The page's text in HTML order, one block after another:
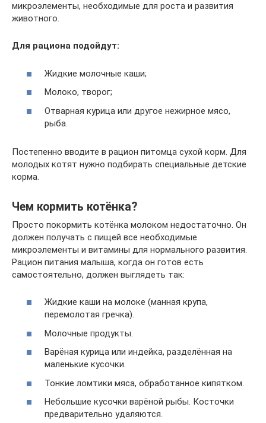
микроэлементы, необходимые для роста и развития
животного.
Для рациона подойдут:
Жидкие молочные каши;
Молоко, творог;
Отварная курица или другое нежирное мясо,
рыба.
Постепенно вводите в рацион питомца сухой корм. Для
молодых котят нужно подбирать специальные детские
корма.
Чем кормить котёнка?
Просто покормить котёнка молоком недостаточно. Он
должен получать с пищей все необходимые
микроэлементы и витамины для нормального развития.
Рацион питания малыша, когда он готов есть
самостоятельно, должен выглядеть так:
Жидкие каши на молоке (манная крупа,
перемолотая гречка).
Молочные продукты.
Варёная курица или индейка, разделённая на
маленькие кусочки.
Тонкие ломтики мяса, обработанное кипятком.
Небольшие кусочки варёной рыбы. Косточки
предварительно удаляются.